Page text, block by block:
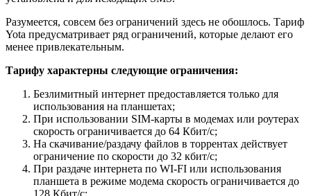
Разумеется, совсем без ограничений здесь не обошлось. Тариф
Yota предусматривает ряд ограничений, которые делают его
менее привлекательным.
Тарифу характерны следующие ограничения:
Безлимитный интернет предоставляется только для
использования на планшетах;
При использовании SIM-карты в модемах или роутерах
скорость ограничивается до 64 Кбит/с;
На скачивание/раздачу файлов в торрентах действует
ограничение по скорости до 32 кбит/с;
При раздаче интернета по WI-FI или использования
планшета в режиме модема скорость ограничивается до